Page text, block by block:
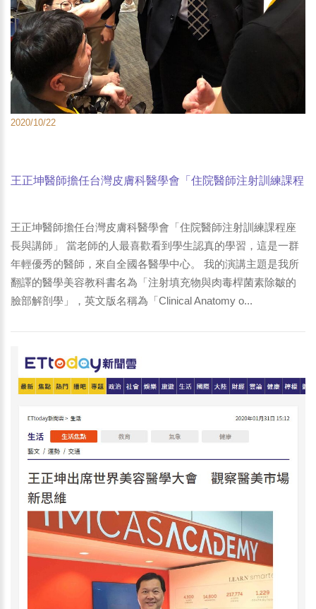
2020/10/22
王正坤醫師擔任台灣皮膚科醫學會「住院醫師注射訓練課程
王正坤醫師擔任台灣皮膚科醫學會「住院醫師注射訓練課程座
長與講師」 當老師的人最喜歡看到學生認真的學習，這是一群
年輕優秀的醫師，來自全國各醫學中心。 我的演講主題是我所
翻譯的醫學美容教科書名為「注射填充物與肉毒桿菌素除皺的
臉部解剖學」，英文版名稱為「Clinical Anatomy o...